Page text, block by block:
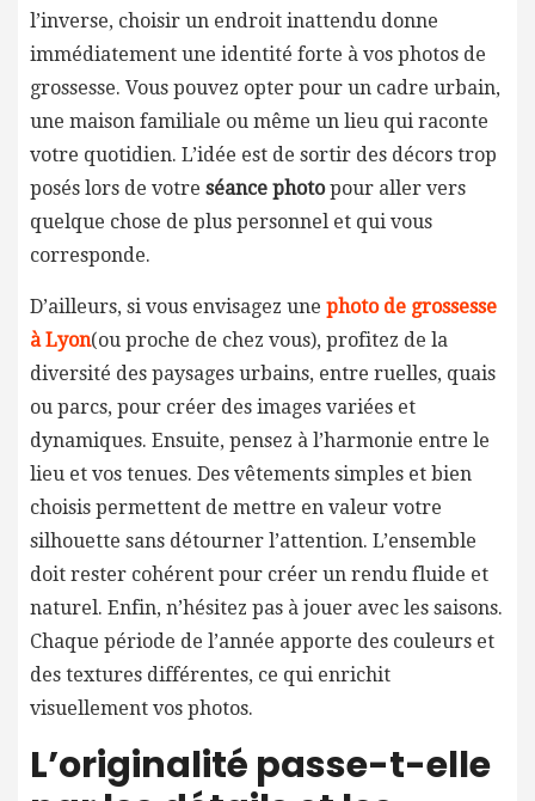
l’inverse, choisir un endroit inattendu donne
immédiatement une identité forte à vos photos de
grossesse. Vous pouvez opter pour un cadre urbain,
une maison familiale ou même un lieu qui raconte
votre quotidien. L’idée est de sortir des décors trop
posés lors de votre séance photopour aller vers
quelque chose de plus personnel et qui vous
corresponde.
D’ailleurs, si vous envisagez une photo de grossesse
à Lyon(ou proche de chez vous), profitez de la
diversité des paysages urbains, entre ruelles, quais
ou parcs, pour créer des images variées et
dynamiques. Ensuite, pensez à l’harmonie entre le
lieu et vos tenues. Des vêtements simples et bien
choisis permettent de mettre en valeur votre
silhouette sans détourner l’attention. L’ensemble
doit rester cohérent pour créer un rendu fluide et
naturel. Enfin, n’hésitez pas à jouer avec les saisons.
Chaque période de l’année apporte des couleurs et
des textures différentes, ce qui enrichit
visuellement vos photos.
L’originalité passe-t-elle